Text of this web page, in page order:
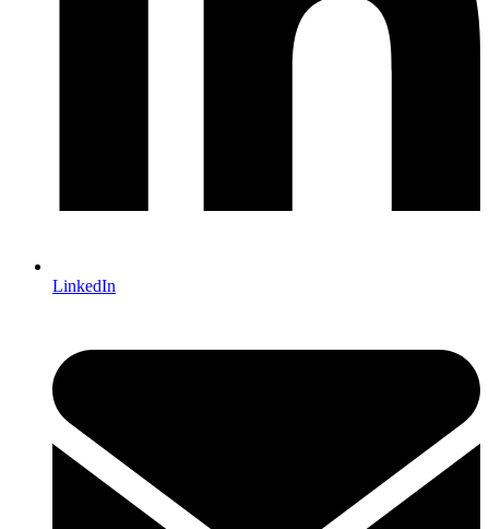
LinkedIn